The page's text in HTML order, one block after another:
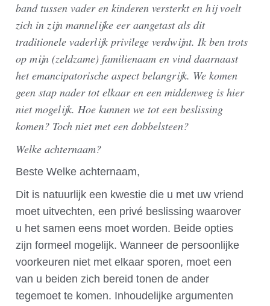
band tussen vader en kinderen versterkt en hij voelt
zich in zijn mannelijke eer aangetast als dit
traditionele vaderlijk privilege verdwijnt. Ik ben trots
op mijn (zeldzame) familienaam en vind daarnaast
het emancipatorische aspect belangrijk. We komen
geen stap nader tot elkaar en een middenweg is hier
niet mogelijk. Hoe kunnen we tot een beslissing
komen? Toch niet met een dobbelsteen?
Welke achternaam?
Beste Welke achternaam,
Dit is natuurlijk een kwestie die u met uw vriend
moet uitvechten, een privé beslissing waarover
u het samen eens moet worden. Beide opties
zijn formeel mogelijk. Wanneer de persoonlijke
voorkeuren niet met elkaar sporen, moet een
van u beiden zich bereid tonen de ander
tegemoet te komen. Inhoudelijke argumenten